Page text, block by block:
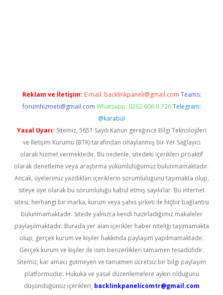
Reklam ve İletişim: E-mail: backlinkpaneli@gmail.com Teams:
forumhizmeti@gmail.com Whatsapp: 0262 606 0 726 Telegram:
@karabul
Yasal Uyarı: Sitemiz, 5651 Sayılı Kanun gereğince Bilgi Teknolojileri
ve İletişim Kurumu (BTK) tarafından onaylanmış bir Yer Sağlayıcı
olarak hizmet vermektedir. Bu nedenle, sitedeki içerikleri proaktif
olarak denetleme veya araştırma yükümlülüğümüz bulunmamaktadır.
Ancak, üyelerimiz yazdıkları içeriklerin sorumluluğunu taşımakta olup,
siteye üye olarak bu sorumluluğu kabul etmiş sayılırlar. Bu internet
sitesi, herhangi bir marka, kurum veya şahıs şirketi ile hiçbir bağlantısı
bulunmamaktadır. Sitede yalnızca kendi hazırladığımız makaleler
paylaşılmaktadır. Burada yer alan içerikler haber niteliği taşımamakta
olup, gerçek kurum ve kişiler hakkında paylaşım yapılmamaktadır.
Gerçek kurum ve kişiler ile isim benzerlikleri tamamen tesadüfidir.
Sitemiz, kar amacı gütmeyen ve tamamen ücretsiz bir bilgi paylaşım
platformudur. Hukuka ve yasal düzenlemelere aykırı olduğunu
düşündüğünüz içerikleri, backlinkpanelicomtr@gmail.com